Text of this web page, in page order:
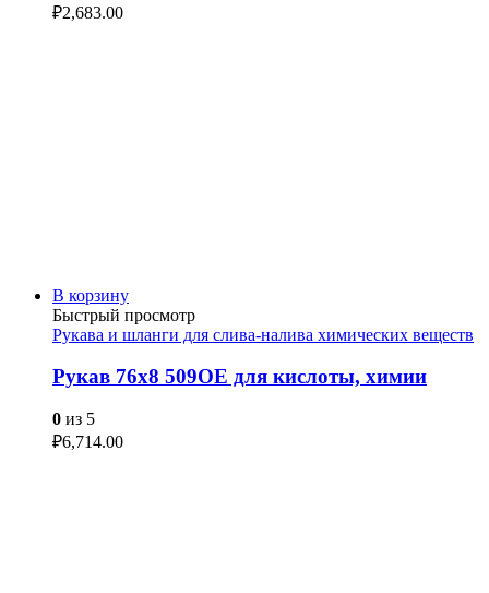
₽2,683.00
В корзину
Быстрый просмотр
Рукава и шланги для слива-налива химических веществ
Рукав 76х8 509OE для кислоты, химии
0 из 5
₽6,714.00